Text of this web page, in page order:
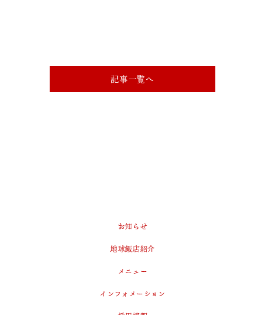
記事一覧へ
お知らせ
地球飯店紹介
メニュー
インフォメーション